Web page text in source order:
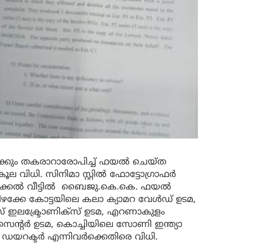
തകരാറാരോപിച്ച് ഫയൽ ചെയ്ത
സിനിമാ സ്റ്റിൽ ഫോട്ടോഗ്രാഫർ
വീട്ടിൽ ബൈജു.കെ.കെ. ഫയൽ
കോട്ടയിലെ കലാ ക്യാമറ വേൾഡ് ഉടമ,
ഉടമ, എറണാകുളം
ഉടമ, കൊച്ചിയിലെ സോണി ഇന്ത്യാ
ഡയറക്ടർ എന്നിവർക്കെതിരെ വിധി.